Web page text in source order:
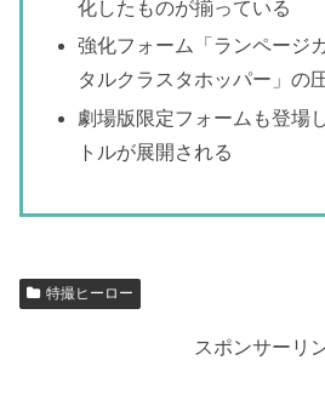
化したものが揃っている
強化フォーム「ランページ
タルクラスタホッパー」の
劇場版限定フォームも登場
トルが展開される
特撮ヒーロー
スポンサーリ